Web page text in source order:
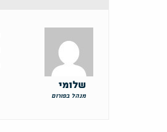
שלומי
מנהל בפורום